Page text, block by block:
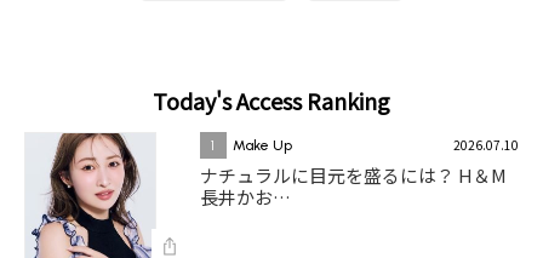
Today's Access Ranking
1 Make Up 2026.07.10
ナチュラルに目元を盛るには？ H＆M
長井かお…